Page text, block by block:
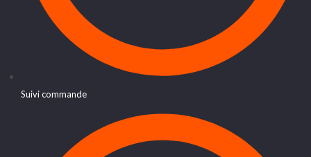
Suivi commande